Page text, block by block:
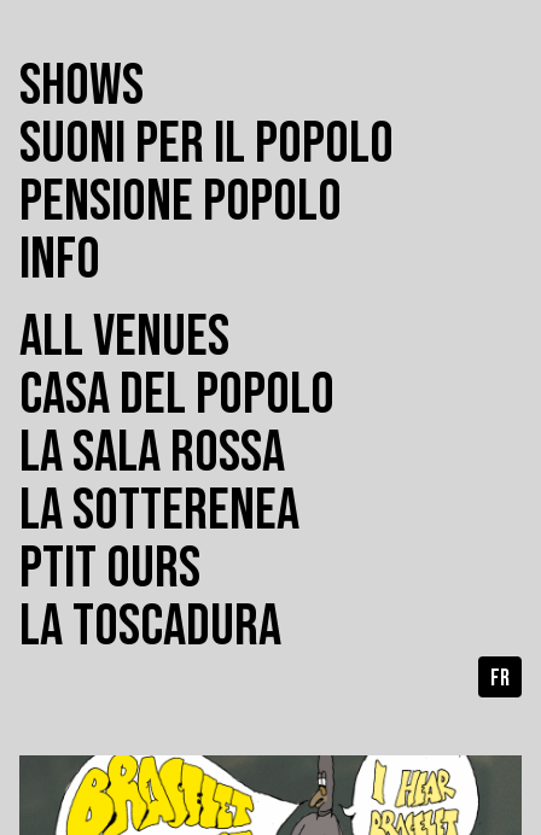
SHOWS
SUONI PER IL POPOLO
PENSIONE POPOLO
INFO
ALL VENUES
CASA DEL POPOLO
LA SALA ROSSA
LA SOTTERENEA
PTIT OURS
LA TOSCADURA
FR